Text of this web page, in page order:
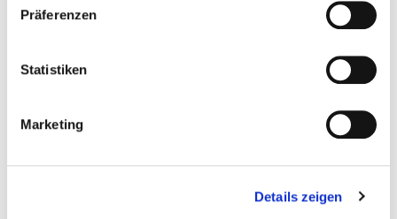
Präferenzen
Statistiken
Marketing
Details zeigen
Screw Stop